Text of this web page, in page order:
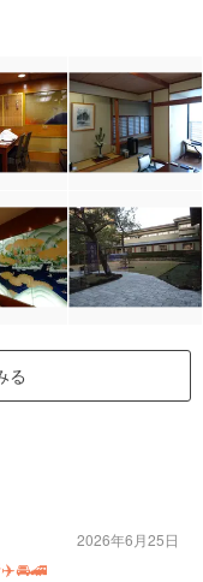
る
2026年6月25日